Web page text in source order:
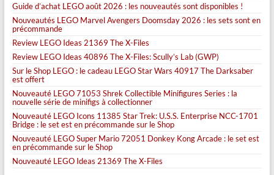
Guide d’achat LEGO août 2026 : les nouveautés sont disponibles !
Nouveautés LEGO Marvel Avengers Doomsday 2026 : les sets sont en
précommande
Review LEGO Ideas 21369 The X-Files
Review LEGO Ideas 40896 The X-Files: Scully’s Lab (GWP)
Sur le Shop LEGO : le cadeau LEGO Star Wars 40917 The Darksaber
est offert
Nouveauté LEGO 71053 Shrek Collectible Minifigures Series : la
nouvelle série de minifigs à collectionner
Nouveauté LEGO Icons 11385 Star Trek: U.S.S. Enterprise NCC-1701
Bridge : le set est en précommande sur le Shop
Nouveauté LEGO Super Mario 72051 Donkey Kong Arcade : le set est
en précommande sur le Shop
Nouveauté LEGO Ideas 21369 The X-Files